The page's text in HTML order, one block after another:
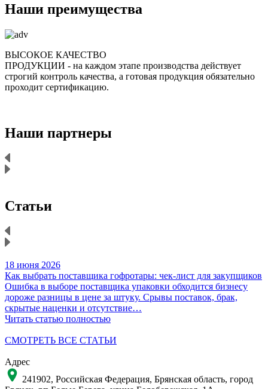
Наши преимущества
ВЫСОКОЕ КАЧЕСТВО
ПРОДУКЦИИ - на каждом этапе производства действует
строгий контроль качества, а готовая продукция обязательно
проходит сертификацию.
Наши партнеры
Статьи
18 июня 2026
Как выбрать поставщика гофротары: чек-лист для закупщиков
Ошибка в выборе поставщика упаковки обходится бизнесу
дороже разницы в цене за штуку. Срывы поставок, брак,
скрытые наценки и отсутствие…
Читать статью полностью
СМОТРЕТЬ ВСЕ СТАТЬИ
Адрес
241902, Российская Федерация, Брянская область, город